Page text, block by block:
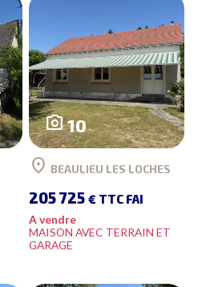
photo_camera10
location_on BEAULIEU LES LOCHES
205 725€ TTC FAI
A vendre
MAISON AVEC TERRAIN ET
GARAGE